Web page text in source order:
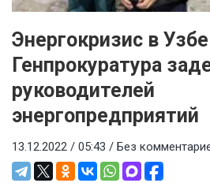
Энергокризис в
Генпрокуратура
руководителей
энергопредприятий
13.12.2022 / 05:43 / Без